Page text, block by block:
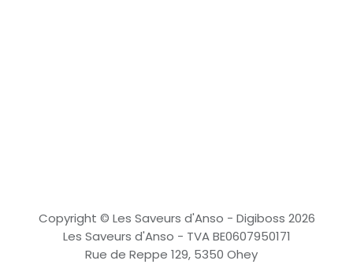
Copyright © Les Saveurs d'Anso - Digiboss 2026
Les Saveurs d'Anso - TVA BE0607950171
Rue de Reppe 129, 5350 Ohey